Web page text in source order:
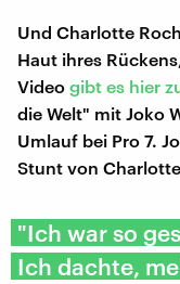
Und Charlotte
Haut ihres
Video gibt es hier
die Welt" mit Joko
Umlauf bei Pro 7.
Stunt von
"Ich war so
Ich dachte,